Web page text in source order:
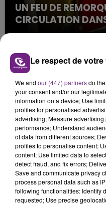
UN FEU DE
CIRCULATION
Un feu de remorque
TITRES
19h40
19h40
PASSENGER
Le respect de
We and our (447) partnersdo
your consent and/or our
information on a device; Use
profiles for personalised
advertising; Measure
performance; Understand
of data from different sources;
profiles to personalise content;
content; Use limited data to
detect fraud, and fix errors;
Save and communicate privacy
process personal data such as
following functionalities: Identify
requested; Use precise